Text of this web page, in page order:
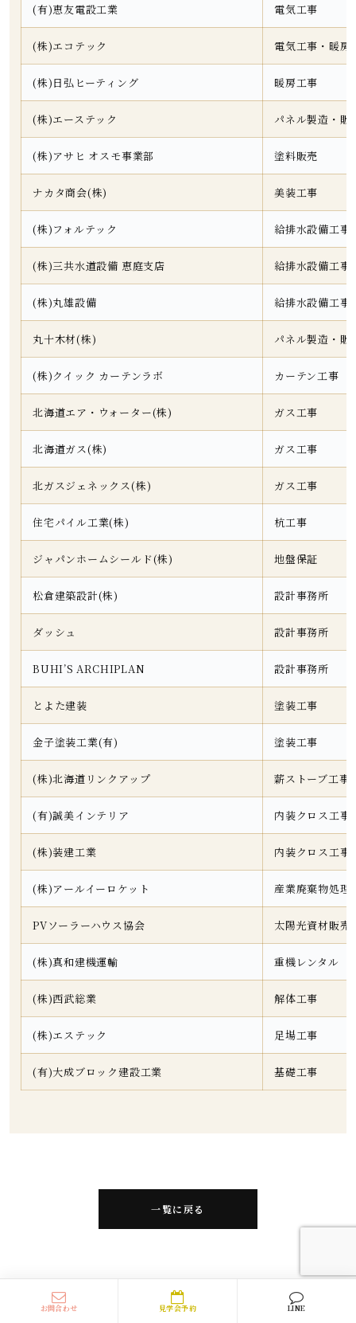
お問合わせ 見学会予約 LINE
(有)恵友電設工業 電気工事
(株)エコテック 電気工事・暖房
(株)日弘ヒーティング 暖房工事
(株)エーステック パネル製造・販
(株)アサヒ オスモ事業部 塗料販売
ナカタ商会(株) 美装工事
(株)フォルテック 給排水設備工事
(株)三共水道設備 恵庭支店 給排水設備工事
(株)丸雄設備 給排水設備工事
丸十木材(株) パネル製造・販
(株)クイック カーテンラボ カーテン工事
北海道エア・ウォーター(株) ガス工事
北海道ガス(株) ガス工事
北ガスジェネックス(株) ガス工事
住宅パイル工業(株) 杭工事
ジャパンホームシールド(株) 地盤保証
松倉建築設計(株) 設計事務所
ダッシュ 設計事務所
BUHI’S ARCHIPLAN 設計事務所
とよた建装 塗装工事
金子塗装工業(有) 塗装工事
(株)北海道リンクアップ 薪ストーブ工事
(有)誠美インテリア 内装クロス工事
(株)装建工業 内装クロス工事
(株)アールイーロケット 産業廃棄物処理
PVソーラーハウス協会 太陽光資材販売
(株)真和建機運輸 重機レンタル
(株)西武総業 解体工事
(株)エステック 足場工事
(有)大成ブロック建設工業 基礎工事
一覧に戻る